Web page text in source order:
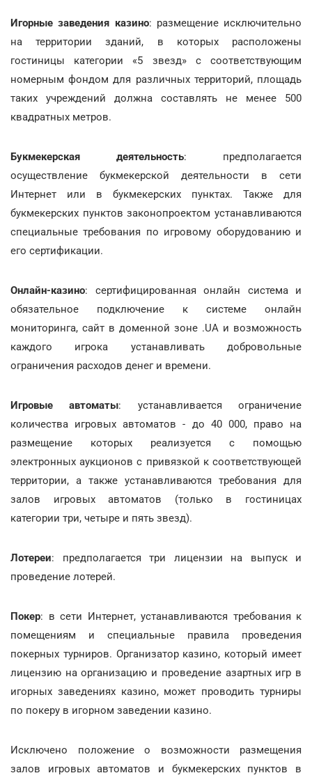
Игорные заведения казино: размещение исключительно
на территории зданий, в которых расположены
гостиницы категории «5 звезд» с соответствующим
номерным фондом для различных территорий, площадь
таких учреждений должна составлять не менее 500
квадратных метров.
Букмекерская деятельность: предполагается
осуществление букмекерской деятельности в сети
Интернет или в букмекерских пунктах. Также для
букмекерских пунктов законопроектом устанавливаются
специальные требования по игровому оборудованию и
его сертификации.
Онлайн-казино: сертифицированная онлайн система и
обязательное подключение к системе онлайн
мониторинга, сайт в доменной зоне .UA и возможность
каждого игрока устанавливать добровольные
ограничения расходов денег и времени.
Игровые автоматы: устанавливается ограничение
количества игровых автоматов - до 40 000, право на
размещение которых реализуется с помощью
электронных аукционов с привязкой к соответствующей
территории, а также устанавливаются требования для
залов игровых автоматов (только в гостиницах
категории три, четыре и пять звезд).
Лотереи: предполагается три лицензии на выпуск и
проведение лотерей.
Покер: в сети Интернет, устанавливаются требования к
помещениям и специальные правила проведения
покерных турниров. Организатор казино, который имеет
лицензию на организацию и проведение азартных игр в
игорных заведениях казино, может проводить турниры
по покеру в игорном заведении казино.
Исключено положение о возможности размещения
залов игровых автоматов и букмекерских пунктов в